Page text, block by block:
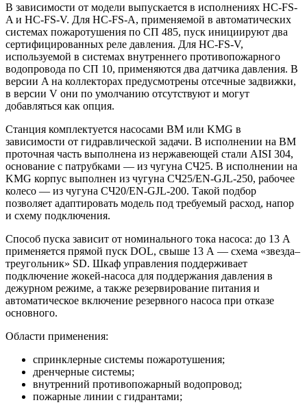
В зависимости от модели выпускается в исполнениях HC-FS-
A и HC-FS-V. Для HC-FS-A, применяемой в автоматических
системах пожаротушения по СП 485, пуск инициируют два
сертифицированных реле давления. Для HC-FS-V,
используемой в системах внутреннего противопожарного
водопровода по СП 10, применяются два датчика давления. В
версии A на коллекторах предусмотрены отсечные задвижки,
в версии V они по умолчанию отсутствуют и могут
добавляться как опция.
Станция комплектуется насосами BM или KMG в
зависимости от гидравлической задачи. В исполнении на BM
проточная часть выполнена из нержавеющей стали AISI 304,
основание с патрубками — из чугуна СЧ25. В исполнении на
KMG корпус выполнен из чугуна СЧ25/EN-GJL-250, рабочее
колесо — из чугуна СЧ20/EN-GJL-200. Такой подбор
позволяет адаптировать модель под требуемый расход, напор
и схему подключения.
Способ пуска зависит от номинального тока насоса: до 13 А
применяется прямой пуск DOL, свыше 13 А — схема «звезда–
треугольник» SD. Шкаф управления поддерживает
подключение жокей-насоса для поддержания давления в
дежурном режиме, а также резервирование питания и
автоматическое включение резервного насоса при отказе
основного.
Области применения:
спринклерные системы пожаротушения;
дренчерные системы;
внутренний противопожарный водопровод;
пожарные линии с гидрантами;